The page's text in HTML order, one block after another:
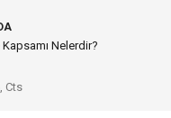
Topluluklarında Kurumsal
Cts